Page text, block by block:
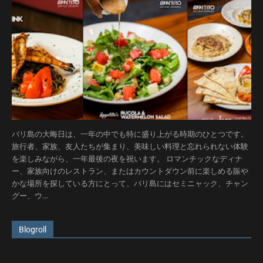
バリ島の大晦日は、一年の中でも特に盛り上がる時期のひとつです。
旅行者、家族、友人たちが集まり、美味しい料理と忘れられない体験
を楽しみながら、一年最後の夜を祝います。 ロマンチックなディナ
ー、家族向けのレストラン、またはカウントダウン前に楽しめる賑や
かな場所を探している方にとって、バリ島にはセミニャック、チャン
グー、ウ…
Blogroll